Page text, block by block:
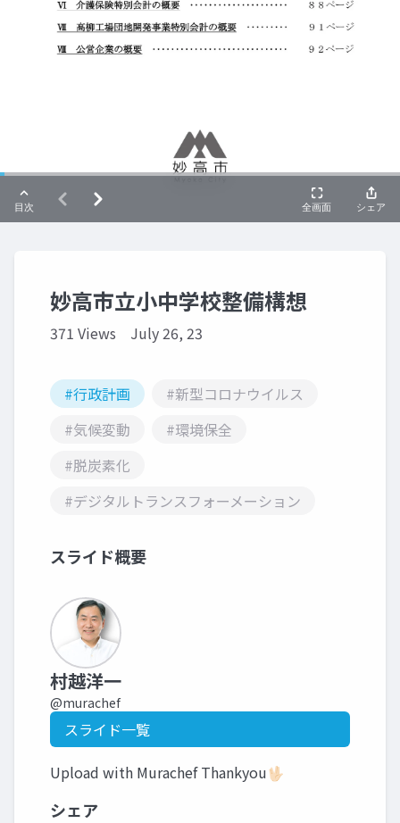
妙高市立小中学校整備構想
371 Views July 26, 23
#行政計画
#新型コロナウイルス
#気候変動
#環境保全
#脱炭素化
#デジタルトランスフォーメーション
スライド概要
村越洋一
@murachef
スライド一覧
Upload with Murachef Thankyou🖖🏻
シェア